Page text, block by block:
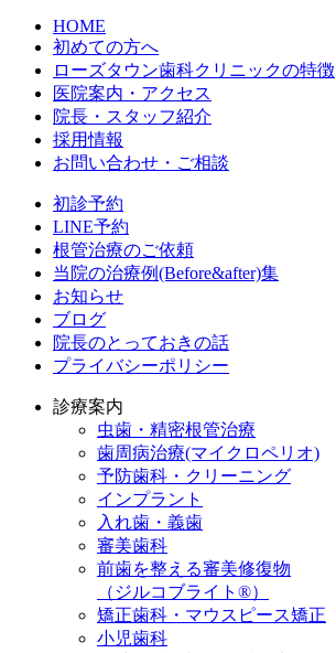
HOME
初めての方へ
ローズタウン歯科クリニックの特徴
医院案内・アクセス
院長・スタッフ紹介
採用情報
お問い合わせ・ご相談
初診予約
LINE予約
根管治療のご依頼
当院の治療例(Before&after)集
お知らせ
ブログ
院長のとっておきの話
プライバシーポリシー
診療案内
虫歯・精密根管治療
歯周病治療(マイクロペリオ)
予防歯科・クリーニング
インプラント
入れ歯・義歯
審美歯科
前歯を整える審美修復物
（ジルコブライト®）
矯正歯科・マウスピース矯正
小児歯科